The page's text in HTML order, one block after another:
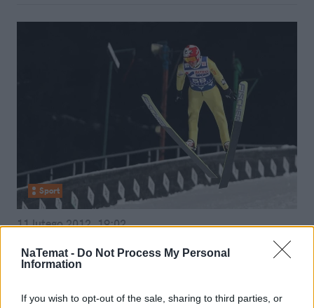
NaTemat - Do Not Process My Personal
Information
If you wish to opt-out of the sale, sharing to third parties, or
Sport
11 lutego 2012, 19:02
Norwegia i Austria, czyli w skokach
status quo. A Polska? Drużyny nie